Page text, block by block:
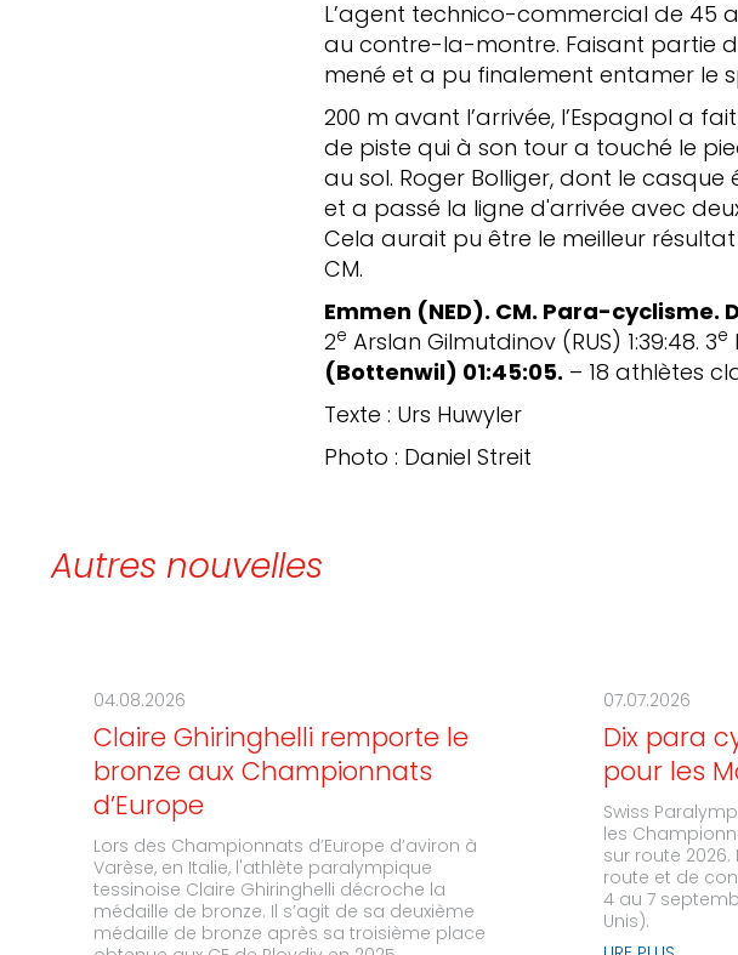
L’agent technico-commercial de 45
au contre-la-montre. Faisant partie
mené et a pu finalement entamer le
200 m avant l’arrivée, l’Espagnol a
de piste qui à son tour a touché le
au sol. Roger Bolliger, dont le
et a passé la ligne d'arrivée avec
Cela aurait pu être le meilleur résultat
CM.
Emmen (NED). CM. Para-cyclisme.
2e Arslan Gilmutdinov (RUS) 1:39:48. 3e
(Bottenwil) 01:45:05. – 18 athlètes
Texte : Urs Huwyler
Photo : Daniel Streit
Autres nouvelles
04.08.2026
Claire Ghiringhelli remporte le
bronze aux Championnats
d’Europe
Lors des Championnats d’Europe d’aviron à
Varèse, en Italie, l'athlète paralympique
tessinoise Claire Ghiringhelli décroche la
médaille de bronze. Il s’agit de sa deuxième
médaille de bronze après sa troisième place
07.07.2026
Dix para
pour les
Swiss
les
sur route
route et de
4 au 7
Unis).